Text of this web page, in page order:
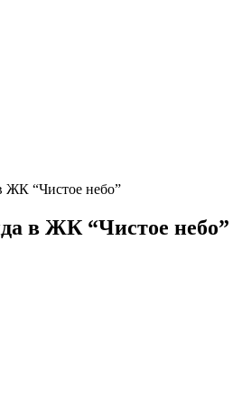
ЖК “Чистое небо”
в ЖК “Чистое небо”